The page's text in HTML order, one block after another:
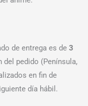
de entrega es de 3
pedido (Península,
en fin de
día hábil.